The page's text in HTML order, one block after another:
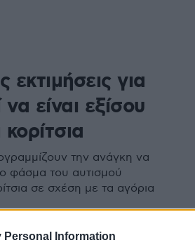
Personal Information
εκτιμήσεις για
είναι εξίσου
την ανάγκη να
φάσμα του αυτισμού
σε σχέση με τα αγόρια